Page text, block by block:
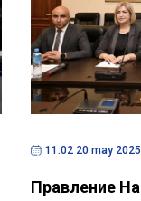
11:02 20 may 2025
Правление